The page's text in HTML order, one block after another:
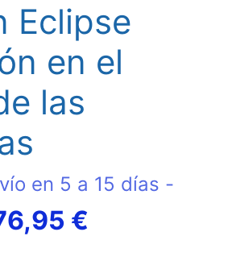
Eclipse
en el
las
en 5 a 15 días -
€